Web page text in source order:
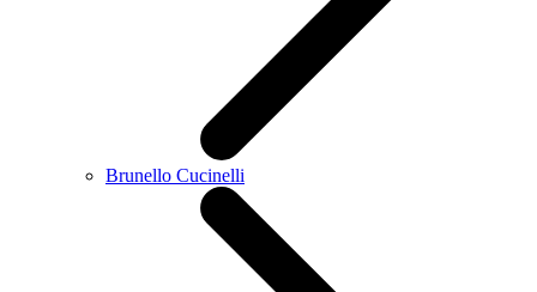
Brunello Cucinelli